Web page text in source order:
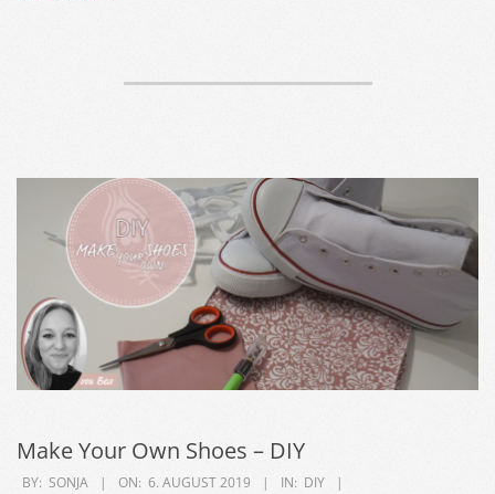
Make Your Own Shoes – DIY
2019-
BY: SONJA ON: 6. AUGUST 2019 IN: DIY